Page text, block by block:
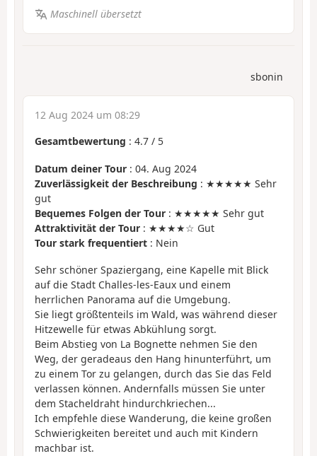
Maschinell übersetzt
sbonin
12 Aug 2024 um 08:29
Gesamtbewertung : 4.7 / 5
Datum deiner Tour : 04. Aug 2024
Zuverlässigkeit der Beschreibung : ★★★★★ Sehr
gut
Bequemes Folgen der Tour : ★★★★★ Sehr gut
Attraktivität der Tour : ★★★★☆ Gut
Tour stark frequentiert : Nein
Sehr schöner Spaziergang, eine Kapelle mit Blick
auf die Stadt Challes-les-Eaux und einem
herrlichen Panorama auf die Umgebung.
Sie liegt größtenteils im Wald, was während dieser
Hitzewelle für etwas Abkühlung sorgt.
Beim Abstieg von La Bognette nehmen Sie den
Weg, der geradeaus den Hang hinunterführt, um
zu einem Tor zu gelangen, durch das Sie das Feld
verlassen können. Andernfalls müssen Sie unter
dem Stacheldraht hindurchkriechen...
Ich empfehle diese Wanderung, die keine großen
Schwierigkeiten bereitet und auch mit Kindern
machbar ist.